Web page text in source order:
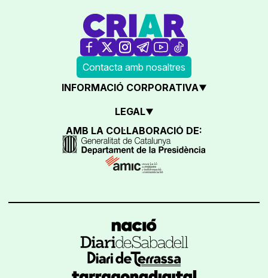
Contacta amb nosaltres
INFORMACIÓ CORPORATIVA
LEGAL
AMB LA COL·LABORACIÓ DE: